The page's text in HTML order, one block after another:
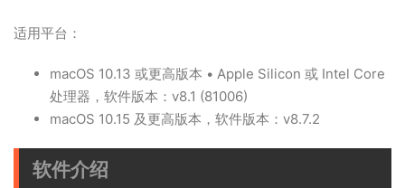
适用平台：
macOS 10.13 或更高版本 • Apple Silicon 或 Intel Core
处理器，软件版本：v8.1 (81006)
macOS 10.15 及更高版本，软件版本：v8.7.2
软件介绍